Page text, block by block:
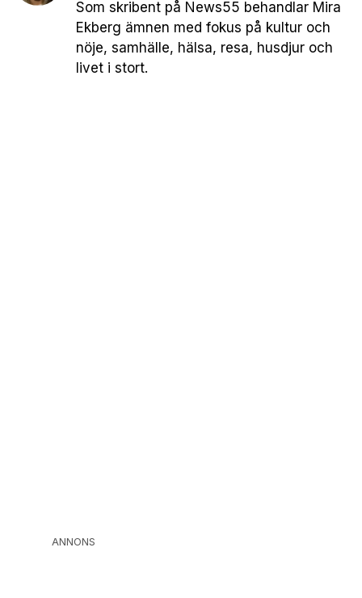
Som skribent på News55 behandlar Mira
Ekberg ämnen med fokus på kultur och
nöje, samhälle, hälsa, resa, husdjur och
livet i stort.
ANNONS